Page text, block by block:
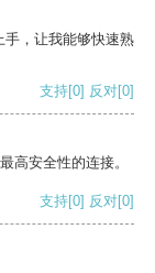
手，让我能够快速熟
支持[0] 反对[0]
高安全性的连接。
支持[0] 反对[0]